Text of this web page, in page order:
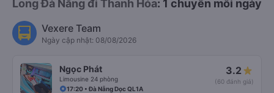
Long Đà Nẵng đi Thanh Hóa: 1 chuyến mỗi ngày
Vexere Team
Ngày cập nhật: 08/08/2026
Ngọc Phát
Limousine 24 phòng
3.2
(60 đánh giá)
17:20 • Đà Nẵng Dọc QL1A